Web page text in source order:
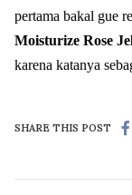
pertama bakal gue
Moisturize Rose
karena katanya
SHARE THIS POST